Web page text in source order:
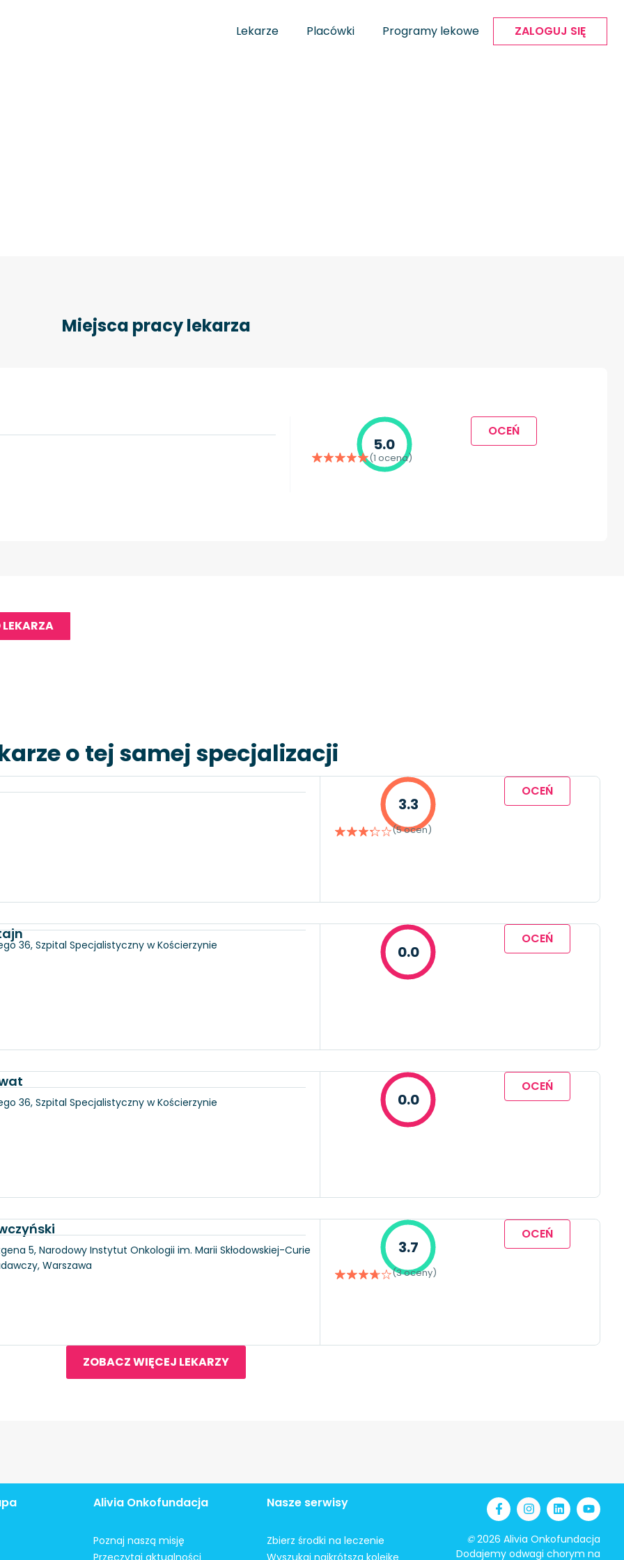
Lekarze Placówki Programy lekowe ZALOGUJ SIĘ
Miejsca pracy lekarza
5.0
(1 ocena)
OCEŃ
o tej samej specjalizacji
3.3
(5 ocen)
OCEŃ
36, Szpital Specjalistyczny w Kościerzynie 0.0
OCEŃ
36, Szpital Specjalistyczny w Kościerzynie
0.0
OCEŃ
5, Narodowy Instytut Onkologii im. Marii Skłodowskiej-Curie
Warszawa
3.7
(3 oceny)
OCEŃ
ZOBACZ WIĘCEJ LEKARZY
Alivia Onkofundacja
Poznaj naszą misję
Przeczytaj aktualności
Nasze serwisy
Zbierz środki na leczenie
Wyszukaj najkrótszą kolejkę
©2026 Alivia Onkofundacja
Dodajemy odwagi chorym na